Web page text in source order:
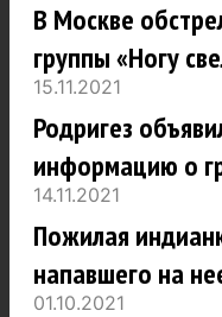
В Москве
группы «Ногу
15.11.2021
Родригез
информацию о
14.11.2021
Пожилая
напавшего на
01.10.2021